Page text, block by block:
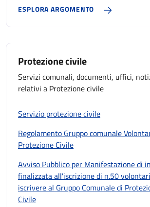
ESPLORA ARGOMENTO
Protezione civile
Servizi comunali, documenti, uffici,
relativi a Protezione civile
Servizio protezione civile
Regolamento Gruppo comunale
Protezione Civile
Avviso Pubblico per Manifestazione di
finalizzata all'iscrizione di n.50
iscrivere al Gruppo Comunale di
Civile